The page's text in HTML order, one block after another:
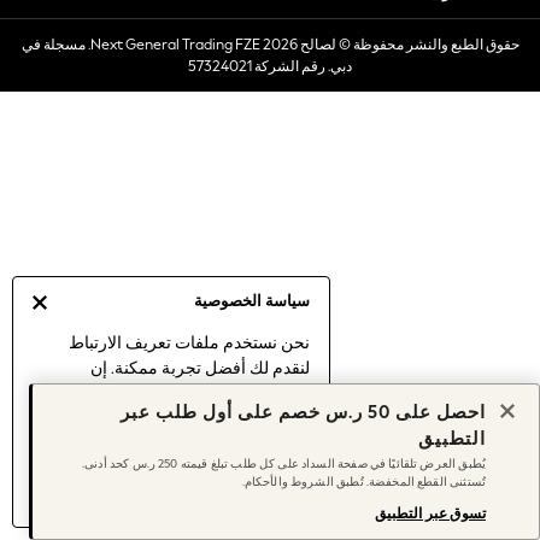
سياسة الخصوصية
نحن نستخدم ملفات تعريف الارتباط
لنقدم لك أفضل تجربة ممكنة. إن
موافقتك على استخدامنا لملفات تعريف
اكتشف المزيد عن إدارة إعدادات ملفات
تعريف الارتباط (الكوكيز).
Dresses
Occasionwear
Sets & Outfits
Sun Hats & Caps
Women's Holiday Shop
Women's Travel Styles
Dresses
Occasionwear
Linen Collection
Tops & T-Shirts
حقوق الطبع والنشر محفوظة © لصالح 2026 Next General Trading FZE. مسجلة في
دبي. رقم الشركة 57324021
احصل على 50 ر.س خصم على أول طلب عبر
التطبيق
يُطبق العرض تلقائيًا في صفحة السداد على كل طلب تبلغ قيمته 250 ر.س كحد أدنى.
تُستثنى القطع المخفضة. تُطبق الشروط والأحكام.
تسوق عبر التطبيق